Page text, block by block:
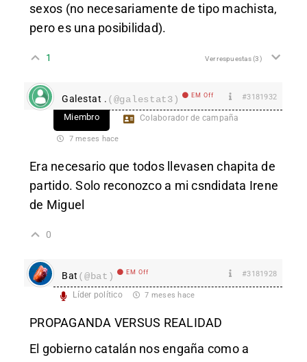
sexos (no necesariamente de tipo machista,
pero es una posibilidad).
1 Ver respuestas(3)
Galestat . (@galestat3) EM Off #3181932
Miembro Colaborador de campaña
7 meses hace
Era necesario que todos llevasen chapita de
partido. Solo reconozco a mi csndidata Irene
de Miguel
0
Bat (@bat) EM Off #3181928
Líder político 7 meses hace
PROPAGANDA VERSUS REALIDAD
El gobierno catalán nos engaña como a